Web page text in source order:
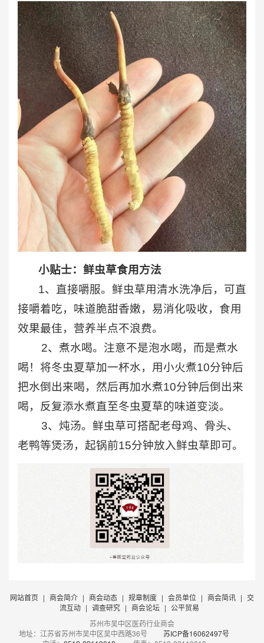
小贴士：鲜虫草食用方法
1、直接嚼服。鲜虫草用清水洗净后，可直
接嚼着吃，味道脆甜香嫩，易消化吸收，食用
效果最佳，营养半点不浪费。
2、煮水喝。注意不是泡水喝，而是煮水
喝！将冬虫夏草加一杯水，用小火煮10分钟后
把水倒出来喝，然后再加水煮10分钟后倒出来
喝，反复添水煮直至冬虫夏草的味道变淡。
3、炖汤。鲜虫草可搭配老母鸡、骨头、
老鸭等煲汤，起锅前15分钟放入鲜虫草即可。
网站首页 | 商会简介 | 商会动态 | 规章制度 | 会员单位 | 商会简讯 | 交
流互动 | 调查研究 | 商会论坛 | 公平贸易
苏州市吴中区医药行业商会
地址：江苏省苏州市吴中区吴中西路36号
苏ICP备16062497号